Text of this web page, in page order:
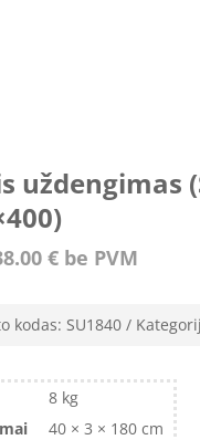
uždengimas
€be PVM
kodas: SU1840
8 kg
40 × 3 × 180 cm